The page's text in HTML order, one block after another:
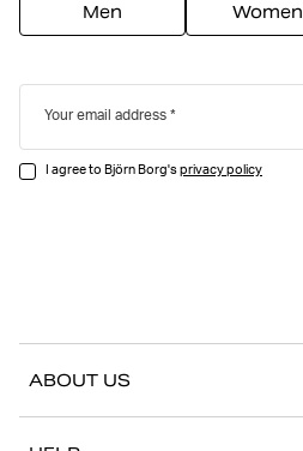
Men Women
Your email address
I agree to Björn Borg'sprivacy policy
ABOUT US